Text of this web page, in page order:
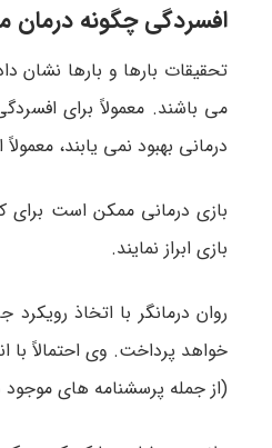
افسردگی چگونه درمان
تحقیقات بارها و بارها نشان
می باشند. معمولاً برای
درمانی بهبود نمی ­یابند،
بازی­ درمانی ممکن است برای
بازی ابراز نمایند.
روان ­درمانگر با اتخاذ
خواهد پرداخت. وی احتمالاً با
(از جمله پرسشنامه ­های